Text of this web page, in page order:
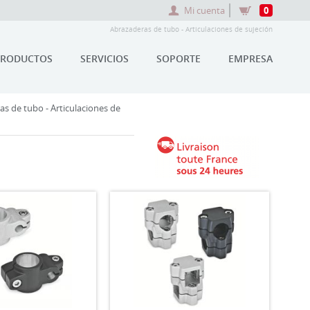
Mi cuenta 0
Abrazaderas de tubo - Articulaciones de sujeción
SERVICIOS SOPORTE EMPRESA
de tubo - Articulaciones de